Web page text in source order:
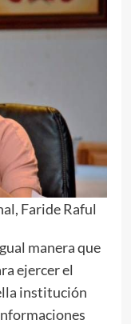
Faride Raful
manera que
ejercer el
institución